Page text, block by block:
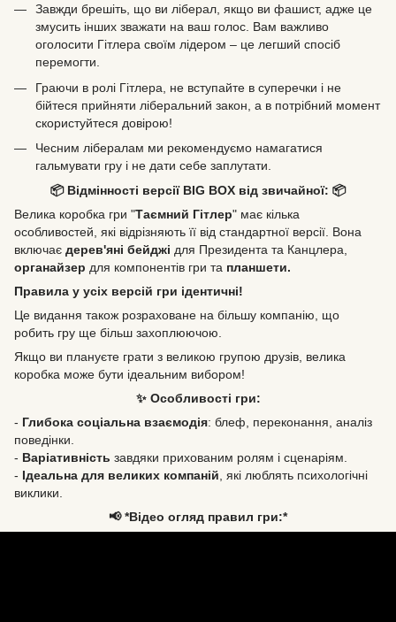
Завжди брешіть, що ви ліберал, якщо ви фашист, адже це
змусить інших зважати на ваш голос. Вам важливо
оголосити Гітлера своїм лідером – це легший спосіб
перемогти.
Граючи в ролі Гітлера, не вступайте в суперечки і не
бійтеся прийняти ліберальний закон, а в потрібний момент
скористуйтеся довірою!
Чесним лібералам ми рекомендуємо намагатися
гальмувати гру і не дати себе заплутати.
📦 Відмінності версії BIG BOX від звичайної: 📦
Велика коробка гри "Таємний Гітлер" має кілька
особливостей, які відрізняють її від стандартної версії. Вона
включає дерев'яні бейджі для Президента та Канцлера,
органайзер для компонентів гри та планшети.
Правила у усіх версій гри ідентичні!
Це видання також розраховане на більшу компанію, що
робить гру ще більш захоплюючою.
Якщо ви плануєте грати з великою групою друзів, велика
коробка може бути ідеальним вибором!
✨ Особливості гри:
- Глибока соціальна взаємодія: блеф, переконання, аналіз
поведінки.
- Варіативність завдяки прихованим ролям і сценаріям.
- Ідеальна для великих компаній, які люблять психологічні
виклики.
📢 *Відео огляд правил гри:*